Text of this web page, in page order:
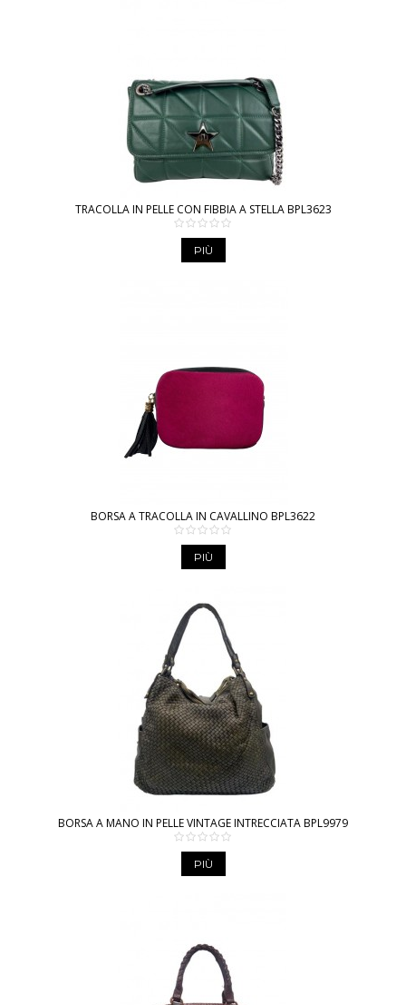
TRACOLLA IN PELLE CON FIBBIA A STELLA BPL3623
PIÙ
BORSA A TRACOLLA IN CAVALLINO BPL3622
PIÙ
BORSA A MANO IN PELLE VINTAGE INTRECCIATA BPL9979
PIÙ